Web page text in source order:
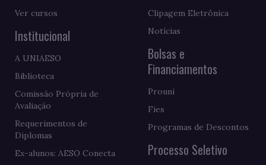
Ver cursos
Institucional
A UNIAESO
Biblioteca
Comissão Própria de
Avaliação
Requerimentos de
Diplomas
Ex-alunos: AESO Conecta
Clipagem Eletrônica
Notícias
Bolsas e
Financiamentos
Prouni
Fies
Programas de Descontos
Processo Seletivo